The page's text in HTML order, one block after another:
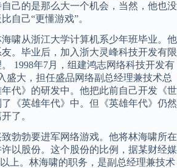
己的是那么大一个机会，当然，他也没
自己“更懂游戏”。
啸从浙江大学计算机系少年班毕业。他
。毕业后，加入浙大灵峰科技开发有限
1998年7月，组建鸿志网络科技开发有
盛大，担任盛品网络副总经理兼技术总
代》的研发中。他把此前自己开发《世
《英雄年代》中。但《英雄年代》仍然
了。
勃要进军网络游戏。他将林海啸所在
以股份。这个股份的比例，据某财经媒
上。林海啸的职务，是副总经理兼技术